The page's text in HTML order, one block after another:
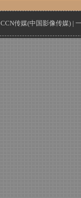
CCN传媒(中国影像传媒) |